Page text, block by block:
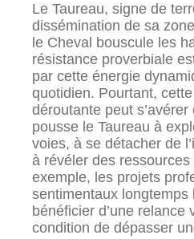
Le Taureau, signe de
dissémination de sa
le Cheval bouscule les
résistance proverbiale
par cette énergie
quotidien. Pourtant,
déroutante peut
pousse le Taureau à
voies, à se détacher de
à révéler des
exemple, les projets
sentimentaux longtemps
bénéficier d’une relance
condition de dépasser